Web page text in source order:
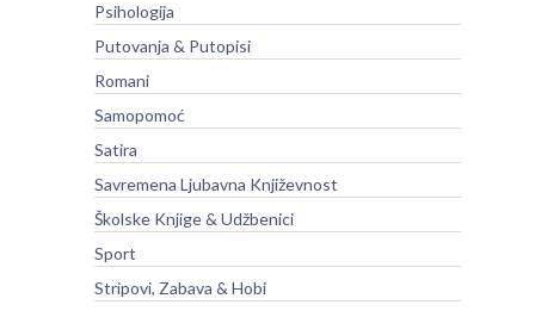
Psihologija
Putovanja & Putopisi
Romani
Samopomoć
Satira
Savremena Ljubavna Književnost
Školske Knjige & Udžbenici
Sport
Stripovi, Zabava & Hobi